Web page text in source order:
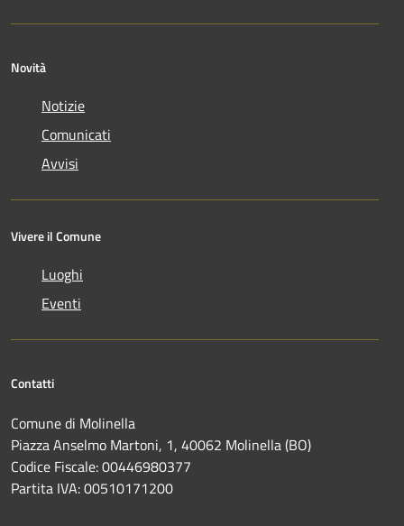
Novità
Notizie
Comunicati
Avvisi
Vivere il Comune
Luoghi
Eventi
Contatti
Comune di Molinella
Piazza Anselmo Martoni, 1, 40062 Molinella (BO)
Codice Fiscale: 00446980377
Partita IVA: 00510171200